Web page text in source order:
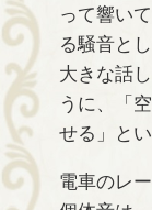
って響い
る騒音と
大きな話
うに、「
せる」と
電車のレ